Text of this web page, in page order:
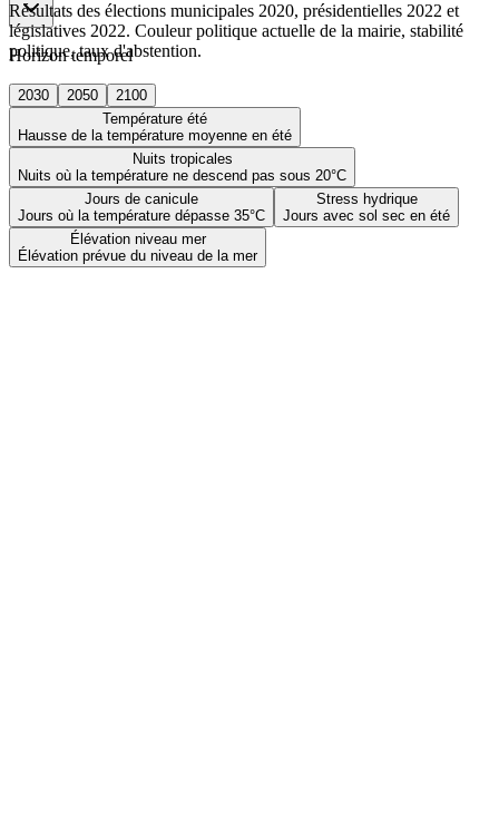
Horizon temporel
2030 2050
2100
Température été
Hausse de la température moyenne en été
Nuits tropicales
Nuits où la température ne descend pas sous 20°C
Jours de canicule
Jours où la température dépasse 35°C
Stress hydrique
Jours avec sol sec en été
Élévation niveau mer
Élévation prévue du niveau de la mer
Résultats des élections municipales 2020, présidentielles 2022 et
législatives 2022. Couleur politique actuelle de la mairie, stabilité
politique, taux d'abstention.